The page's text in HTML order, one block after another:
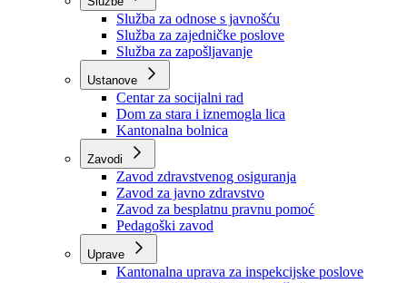
Organizacije
Službe
Služba za odnose s javnošću
Služba za zajedničke poslove
Služba za zapošljavanje
Ustanove
Centar za socijalni rad
Dom za stara i iznemogla lica
Kantonalna bolnica
Zavodi
Zavod zdravstvenog osiguranja
Zavod za javno zdravstvo
Zavod za besplatnu pravnu pomoć
Pedagoški zavod